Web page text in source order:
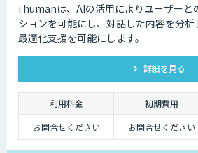
i.humanは、AIの活用によりユーザーと
ションを可能にし、対話した内容を分析
最適化支援を可能にします。
詳細を見る
利用料金 初期費用
お問合せください
お問合せください